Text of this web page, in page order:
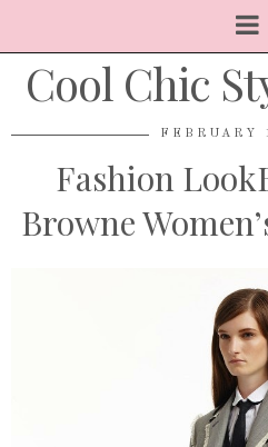
Cool Chic
FEBRUARY
Fashion
Browne